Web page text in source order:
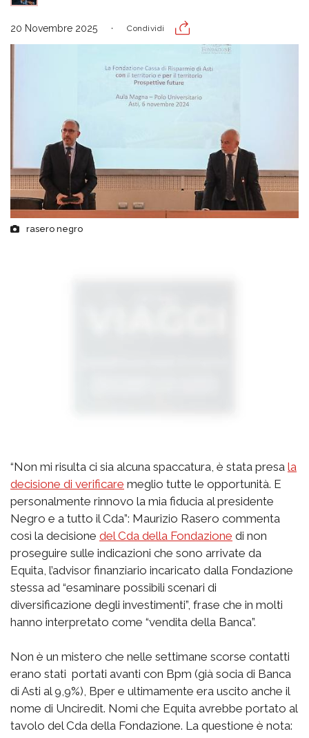
20 Novembre 2025 Condividi
rasero negro
“Non mi risulta ci sia alcuna spaccatura, è stata presa la
decisione di verificare meglio tutte le opportunità. E
personalmente rinnovo la mia fiducia al presidente
Negro e a tutto il Cda”: Maurizio Rasero commenta
così la decisione del Cda della Fondazione di non
proseguire sulle indicazioni che sono arrivate da
Equita, l’advisor finanziario incaricato dalla Fondazione
stessa ad “esaminare possibili scenari di
diversificazione degli investimenti”, frase che in molti
hanno interpretato come “vendita della Banca”.
Non è un mistero che nelle settimane scorse contatti
erano stati portati avanti con Bpm (già socia di Banca
di Asti al 9,9%), Bper e ultimamente era uscito anche il
nome di Unciredit. Nomi che Equita avrebbe portato al
tavolo del Cda della Fondazione. La questione è nota: